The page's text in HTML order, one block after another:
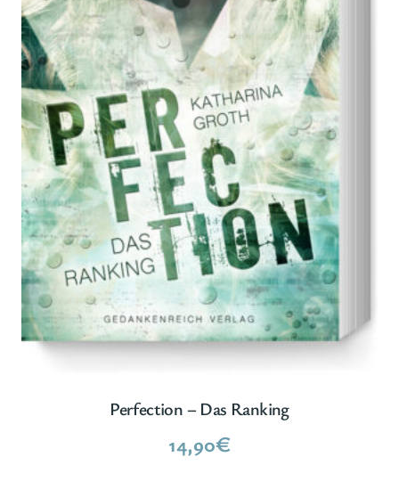
Perfection – Das Ranking
14,90€